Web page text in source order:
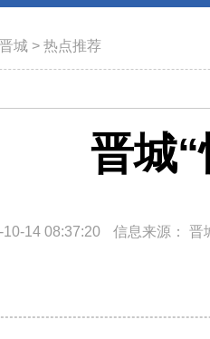
城 > 热点推荐
晋城
10-14 08:37:20 信息来源： 晋